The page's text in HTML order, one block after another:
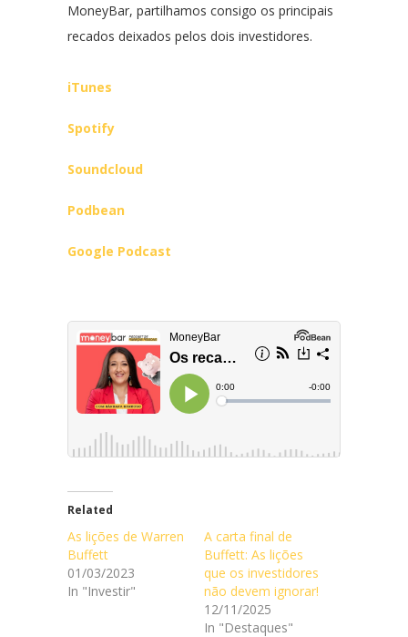
MoneyBar, partilhamos consigo os principais
recados deixados pelos dois investidores.
iTunes
Spotify
Soundcloud
Podbean
Google Podcast
Related
As lições de Warren
Buffett
01/03/2023
In "Investir"
A carta final de
Buffett: As lições
que os investidores
não devem ignorar!
12/11/2025
In "Destaques"